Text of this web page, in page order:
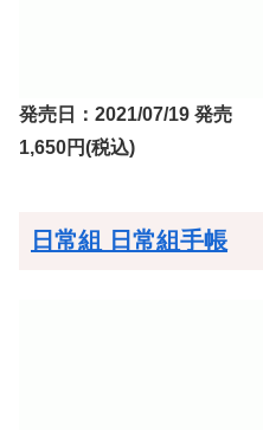
発売日：2021/07/19 発売
1,650円(税込)
日常組 日常組手帳